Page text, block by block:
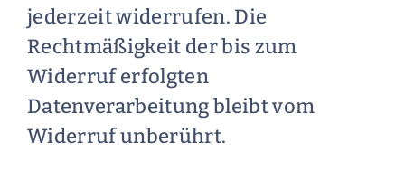
jederzeit widerrufen. Die
Rechtmäßigkeit der bis zum
Widerruf erfolgten
Datenverarbeitung bleibt vom
Widerruf unberührt.